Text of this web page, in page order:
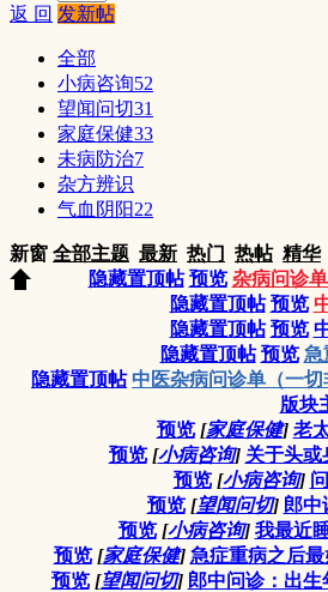
返 回 发新帖
全部
小病咨询52
望闻问切31
家庭保健33
未病防治7
杂方辨识
气血阴阳22
新窗 全部主题 最新 热门 热帖 精华
隐藏置顶帖 预览 杂病问诊
隐藏置顶帖 预览
隐藏置顶帖 预览
隐藏置顶帖 预览 急
隐藏置顶帖 中医杂病问诊单（一切
版块
预览 [家庭保健] 老
预览 [小病咨询] 关于头或
预览 [小病咨询]
预览 [望闻问切] 郎中
预览 [小病咨询] 我最近
预览 [家庭保健] 急症重病之后
预览 [望闻问切] 郎中问诊：出